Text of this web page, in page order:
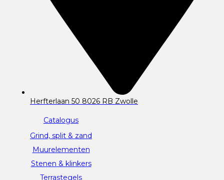
Herfterlaan 50 8026 RB Zwolle
Catalogus
Grind, split & zand
Muurelementen
Stenen & klinkers
Terrastegels